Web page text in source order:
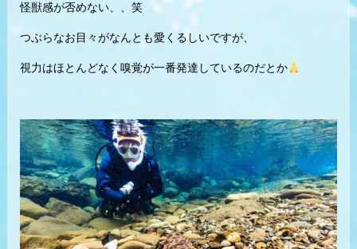
怪獣感が否めない、、笑
つぶらなお目々がなんとも愛くるしいですが、
視力はほとんどなく嗅覚が一番発達しているのだとか